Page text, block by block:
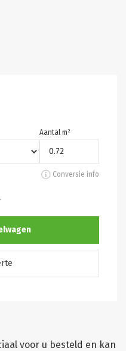
Aantal m²
Conversie info
voor u besteld en kan